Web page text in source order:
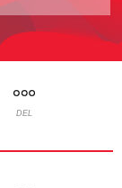
DEL